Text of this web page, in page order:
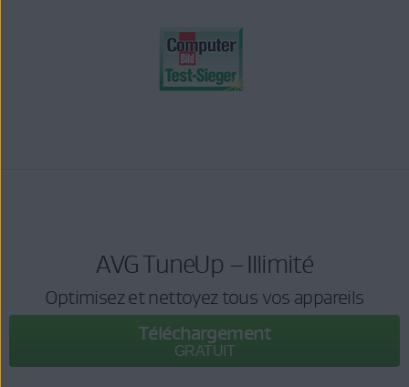
AVG TuneUp – Illimité
Optimisez et nettoyez tous vos appareils
Téléchargement
GRATUIT